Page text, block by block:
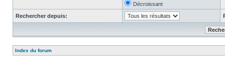
Décroissant
Rechercher depuis:
Index du forum